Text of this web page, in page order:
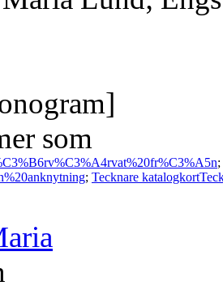
som
;
; Tecknare katalogkort